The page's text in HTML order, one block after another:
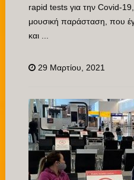
rapid tests για την Covid-19,
μουσική παράσταση, που
και ...
29 Μαρτίου, 2021